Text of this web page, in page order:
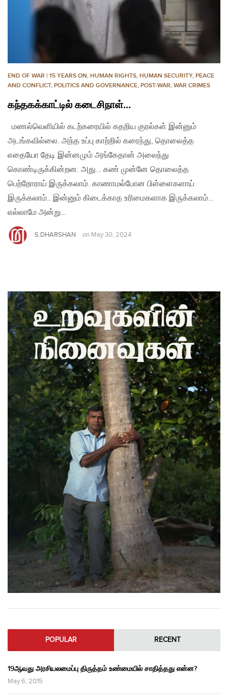
END OF WAR | 15 YEARS ON, HUMAN RIGHTS, HUMAN SECURITY, PEACE
AND CONFLICT, POLITICS AND GOVERNANCE, POST-WAR, WAR CRIMES
கந்தகக்காட்டில் கடைசிநாள்…
மணல்வெளியில் கடற்கரையில் கதறிய குரல்கள் இன்னும்
அடங்கவில்லை. அந்த உப்பு காற்றில் கரைந்து, தொலைத்த
எதையோ தேடி இன்னமும் அங்கேதான் அலைந்து
கொண்டிருக்கின்றன. அது… கண் முன்னே தொலைத்த
பெற்றோராய் இருக்கலாம். காணாமல்போன பிள்ளைகளாய்
இருக்கலாம்.. இன்னும் கிடைக்காத உரிமைகளாக இருக்கலாம்…
எல்லாமே அன்று…
S.DHARSHAN on May 30, 2024
POPULAR RECENT
19ஆவது அரசியலமைப்பு திருத்தம் உண்மையில் சாதித்தது என்ன?
May 6, 2015